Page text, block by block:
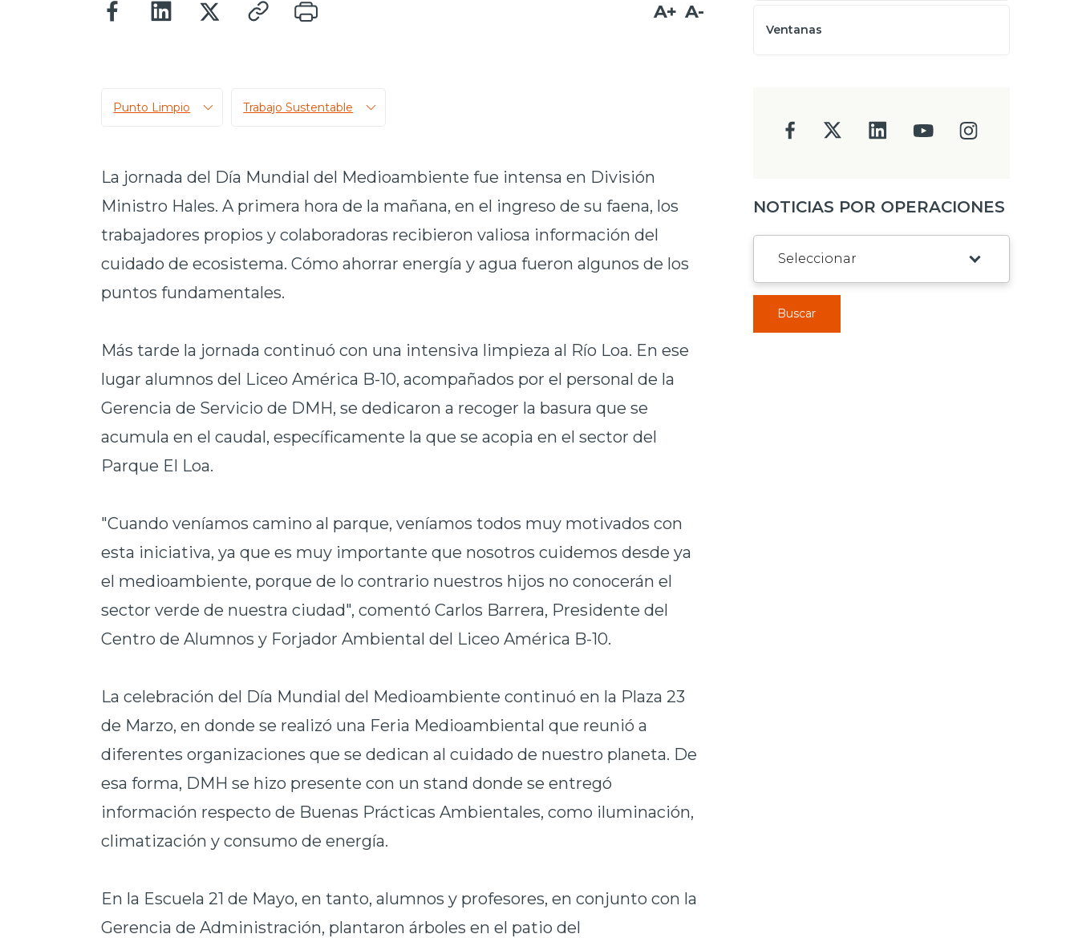
A+ A-
Punto Limpio Trabajo Sustentable
La jornada del Día Mundial del Medioambiente fue intensa en División
Ministro Hales. A primera hora de la mañana, en el ingreso de su faena, los
trabajadores propios y colaboradoras recibieron valiosa información del
cuidado de ecosistema. Cómo ahorrar energía y agua fueron algunos de los
puntos fundamentales.
Más tarde la jornada continuó con una intensiva limpieza al Río Loa. En ese
lugar alumnos del Liceo América B-10, acompañados por el personal de la
Gerencia de Servicio de DMH, se dedicaron a recoger la basura que se
acumula en el caudal, específicamente la que se acopia en el sector del
Parque El Loa.
"Cuando veníamos camino al parque, veníamos todos muy motivados con
esta iniciativa, ya que es muy importante que nosotros cuidemos desde ya
el medioambiente, porque de lo contrario nuestros hijos no conocerán el
sector verde de nuestra ciudad", comentó Carlos Barrera, Presidente del
Centro de Alumnos y Forjador Ambiental del Liceo América B-10.
La celebración del Día Mundial del Medioambiente continuó en la Plaza 23
de Marzo, en donde se realizó una Feria Medioambiental que reunió a
diferentes organizaciones que se dedican al cuidado de nuestro planeta. De
esa forma, DMH se hizo presente con un stand donde se entregó
información respecto de Buenas Prácticas Ambientales, como iluminación,
climatización y consumo de energía.
En la Escuela 21 de Mayo, en tanto, alumnos y profesores, en conjunto con la
Gerencia de Administración, plantaron árboles en el patio del
Ventanas
NOTICIAS POR OPERACIONES
Buscar